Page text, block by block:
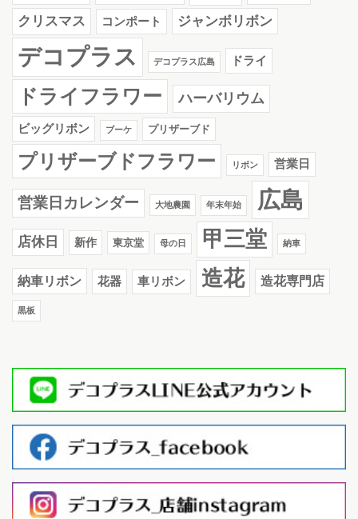
クリスマス コンポート ジャンボリボン
デコプラス デコプラス広島 ドライ
ドライフラワー ハーバリウム
ビッグリボン ブーケ プリザーブド
プリザーブドフラワー リボン 営業日
営業日カレンダー 大地農園 年末年始 広島
店休日 新作 東京堂 母の日 甲三堂 納車
納車リボン 花器 車リボン 造花 造花専門店
黒板